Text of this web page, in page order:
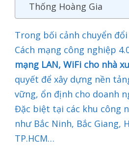
Thống Hoàng Gia
Trong bối cảnh chuyển
Cách mạng công nghiệp
mạng LAN, WiFi cho nhà
quyết để xây dựng nền
vững, ổn định cho doanh
Đặc biệt tại các khu công
như Bắc Ninh, Bắc Giang,
TP.HCM…